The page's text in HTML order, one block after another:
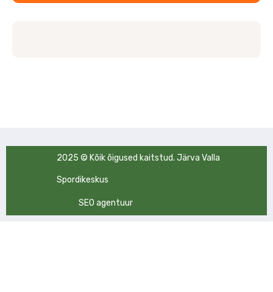
2025 © Kõik õigused kaitstud. Järva Valla
Spordikeskus
SEO agentuur